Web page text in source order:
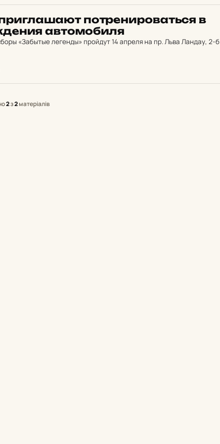
пот­ре­ни­ро­вать­ся в
ав­то­мо­би­ля
«Забытые легенды» пройдут 14 апреля на пр. Льва Ландау, 2-б
2з2матеріалів